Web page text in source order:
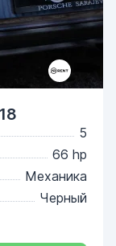
5
66 hp
Механика
Черный